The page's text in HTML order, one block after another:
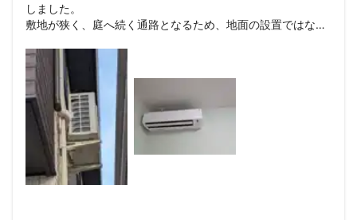
しました。
敷地が狭く、庭へ続く通路となるため、地面の設置ではなく
から見て全然目立たないように設置していただき、大満足で
す。依頼内容が、想定の時間よりも実際に多くの時間がかか
ってしまったので、申し訳なかったです。また、別の件でも
また依頼したいと思います。ありがとうございました。